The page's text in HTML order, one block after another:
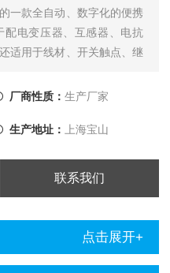
一款全自动、数字化的便携
电变压器、互感器、电抗
适用于线材、开关触点、继
值极低，对此本仪器将电流
厂商性质： 生产厂家
生产地址： 上海宝山
联系我们
点击展开+